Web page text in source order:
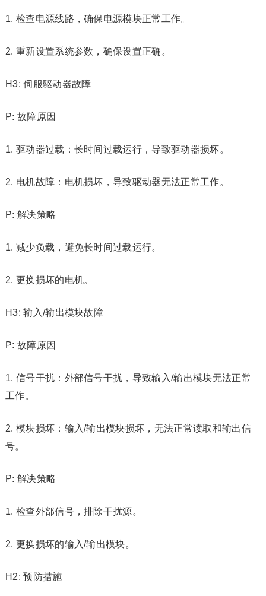
1. 检查电源线路，确保电源模块正常工作。
2. 重新设置系统参数，确保设置正确。
H3: 伺服驱动器故障
P: 故障原因
1. 驱动器过载：长时间过载运行，导致驱动器损坏。
2. 电机故障：电机损坏，导致驱动器无法正常工作。
P: 解决策略
1. 减少负载，避免长时间过载运行。
2. 更换损坏的电机。
H3: 输入/输出模块故障
P: 故障原因
1. 信号干扰：外部信号干扰，导致输入/输出模块无法正常
工作。
2. 模块损坏：输入/输出模块损坏，无法正常读取和输出信
号。
P: 解决策略
1. 检查外部信号，排除干扰源。
2. 更换损坏的输入/输出模块。
H2: 预防措施